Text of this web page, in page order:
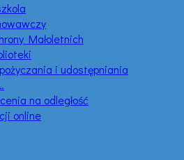
Małoletnich
i udostępniania
na odległość
online